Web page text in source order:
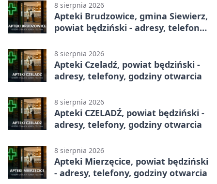
8 sierpnia 2026
Apteki Brudzowice, gmina Siewierz,
powiat będziński - adresy, telefony,
8 sierpnia 2026
Apteki Czeladź, powiat będziński -
adresy, telefony, godziny otwarcia
8 sierpnia 2026
Apteki CZELADŹ, powiat będziński -
adresy, telefony, godziny otwarcia
8 sierpnia 2026
Apteki Mierzęcice, powiat będziński
- adresy, telefony, godziny otwarcia